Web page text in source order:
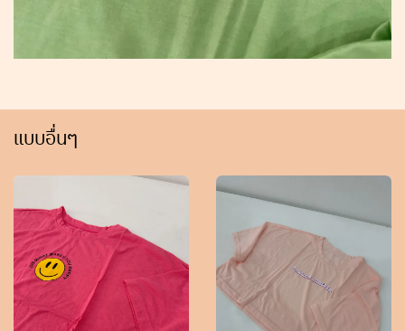
แบบอื่นๆ